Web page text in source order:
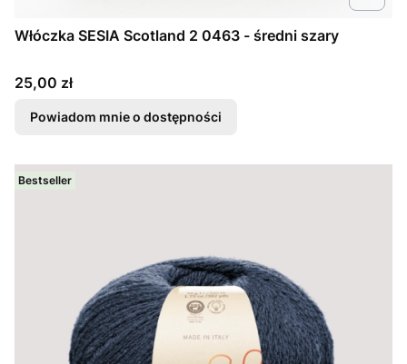
Włóczka SESIA Scotland 2 0463 - średni szary
Cena
25,00 zł
Powiadom mnie o dostępności
Bestseller